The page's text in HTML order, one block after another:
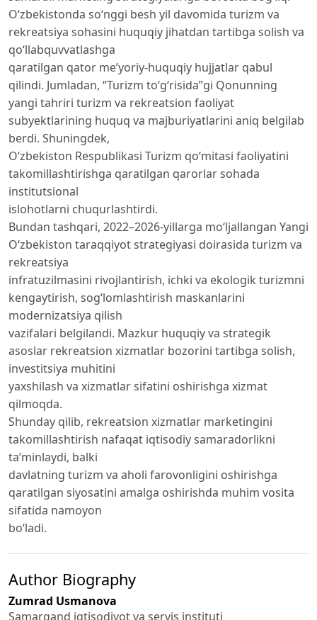
O‘zbekistonda so‘nggi besh yil davomida turizm va
rekreatsiya sohasini huquqiy jihatdan tartibga solish va
qo‘llabquvvatlashga
qaratilgan qator me’yoriy-huquqiy hujjatlar qabul
qilindi. Jumladan, “Turizm to‘g‘risida”gi Qonunning
yangi tahriri turizm va rekreatsion faoliyat
subyektlarining huquq va majburiyatlarini aniq belgilab
berdi. Shuningdek,
O‘zbekiston Respublikasi Turizm qo‘mitasi faoliyatini
takomillashtirishga qaratilgan qarorlar sohada
institutsional
islohotlarni chuqurlashtirdi.
Bundan tashqari, 2022–2026-yillarga mo‘ljallangan Yangi
O‘zbekiston taraqqiyot strategiyasi doirasida turizm va
rekreatsiya
infratuzilmasini rivojlantirish, ichki va ekologik turizmni
kengaytirish, sog‘lomlashtirish maskanlarini
modernizatsiya qilish
vazifalari belgilandi. Mazkur huquqiy va strategik
asoslar rekreatsion xizmatlar bozorini tartibga solish,
investitsiya muhitini
yaxshilash va xizmatlar sifatini oshirishga xizmat
qilmoqda.
Shunday qilib, rekreatsion xizmatlar marketingini
takomillashtirish nafaqat iqtisodiy samaradorlikni
ta’minlaydi, balki
davlatning turizm va aholi farovonligini oshirishga
qaratilgan siyosatini amalga oshirishda muhim vosita
sifatida namoyon
bo‘ladi.
Author Biography
Zumrad Usmanova
Samarqand iqtisodiyot va servis instituti